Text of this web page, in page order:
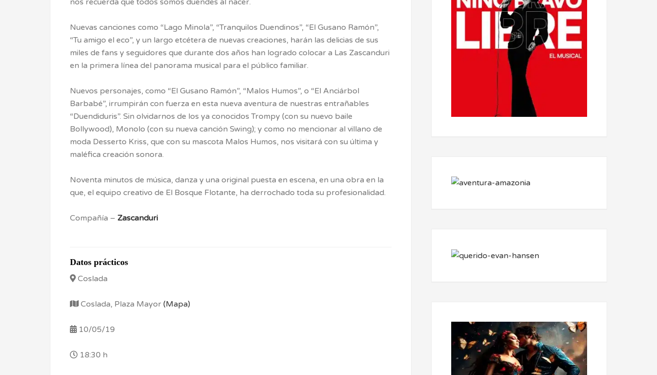
nos recuerda que todos somos duendes al nacer.
Nuevas canciones como “Lago Minola”, “Tranquilos Duendinos”, “El Gusano Ramón”,
“Tu amigo el eco”, y un largo etcétera de nuevas creaciones, harán las delicias de sus
miles de fans y seguidores que durante dos años han logrado colocar a Las Zascanduri
en la primera línea del panorama musical para el público familiar.
Nuevos personajes, como “El Gusano Ramón”, “Malos Humos”, o “El Anciárbol
Barbabé”, irrumpirán con fuerza en esta nueva aventura de nuestras entrañables
“Duendiduris”. Sin olvidarnos de los ya conocidos Trompy (con su nuevo baile
Bollywood), Monolo (con su nueva canción Swing); y como no mencionar al villano de
moda Desserto Kriss, que con su mascota Malos Humos, nos visitará con su última y
maléfica creación sonora.
Noventa minutos de música, danza y una original puesta en escena, en una obra en la
que, el equipo creativo de El Bosque Flotante, ha derrochado toda su profesionalidad.
Compañía – Zascanduri
Datos prácticos
Coslada
Coslada, Plaza Mayor (Mapa)
10/05/19
18:30 h